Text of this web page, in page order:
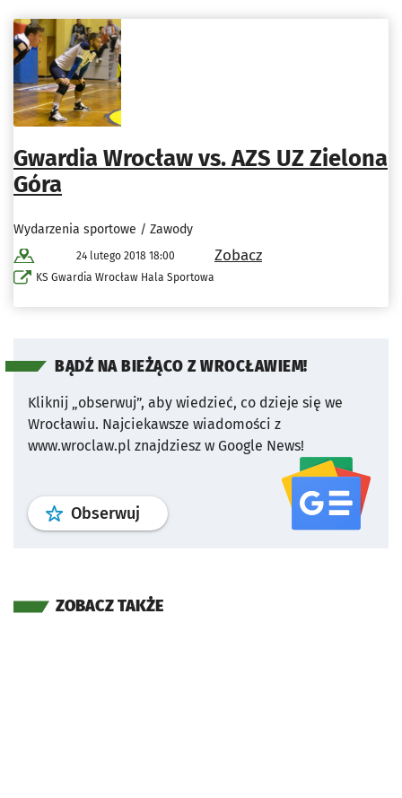
Gwardia Wrocław vs. AZS UZ Zielona
Góra
Wydarzenia sportowe / Zawody
24 lutego 2018 18:00
KS Gwardia Wrocław Hala Sportowa
Zobacz
BĄDŹ NA BIEŻĄCO Z WROCŁAWIEM!
Kliknij „obserwuj”, aby wiedzieć, co dzieje się we
Wrocławiu. Najciekawsze wiadomości z
www.wroclaw.pl znajdziesz w Google News!
Obserwuj profil serwisu
ZOBACZ TAKŻE